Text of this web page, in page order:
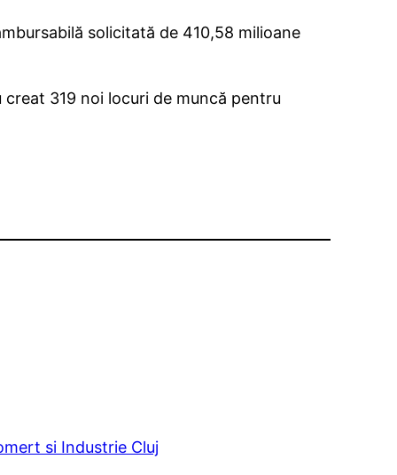
solicitată de 410,58 milioane
319 noi locuri de muncă pentru
si Industrie Cluj